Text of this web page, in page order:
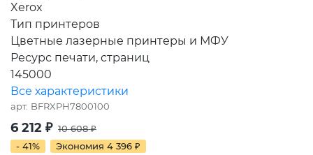
Xerox
Тип принтеров
Цветные лазерные принтеры и МФУ
Ресурс печати, страниц
145000
Все характеристики
арт. BFRXPH7800100
6 212 ₽ 10 608₽
- 41%
Экономия 4 396 ₽